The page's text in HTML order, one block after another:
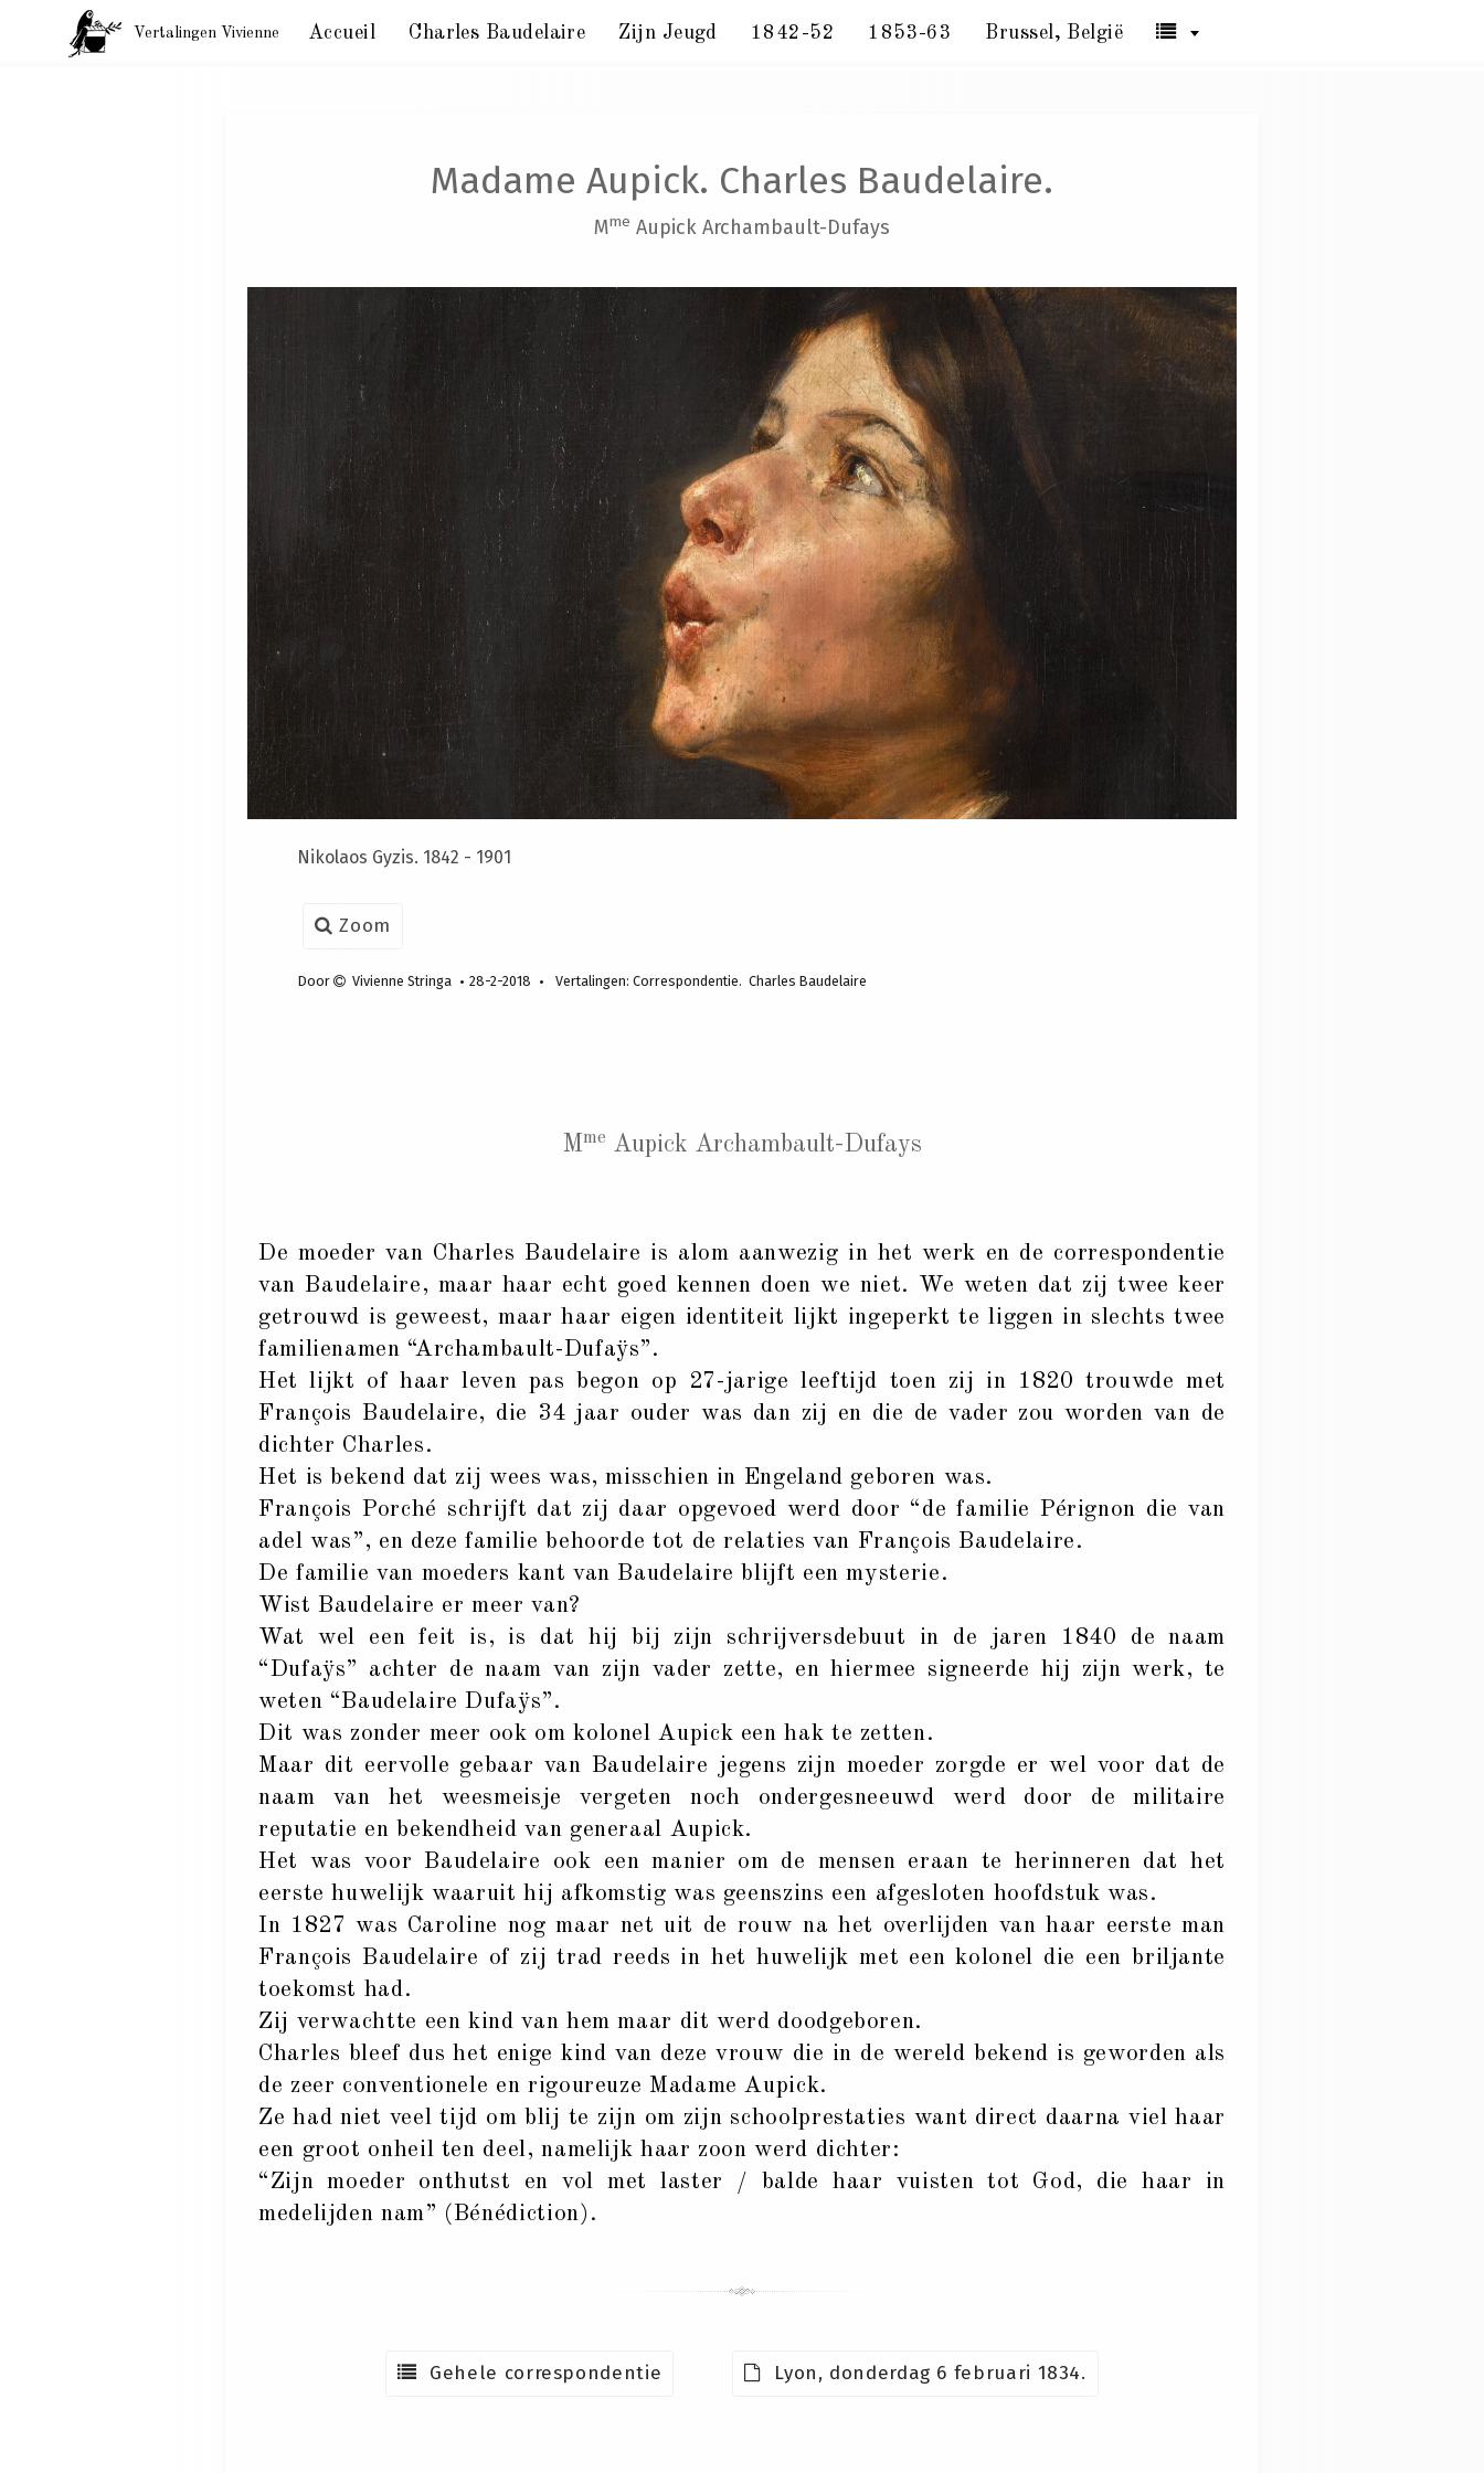
Vertalingen Vivienne Accueil Charles Baudelaire Zijn Jeugd 1842-52 1853-63 Brussel, België
Madame Aupick. Charles Baudelaire.
Mme Aupick Archambault-Dufays
Nikolaos Gyzis. 1842 - 1901
Zoom
Door Vivienne Stringa 28-2-2018 Vertalingen: Correspondentie. Charles Baudelaire
Mme Aupick Archambault-Dufays
De moeder van Charles Baudelaire is alom aanwezig in het werk en de correspondentie
van Baudelaire, maar haar echt goed kennen doen we niet. We weten dat zij twee keer
getrouwd is geweest, maar haar eigen identiteit lijkt ingeperkt te liggen in slechts twee
familienamen “Archambault-Dufaÿs”.
Het lijkt of haar leven pas begon op 27-jarige leeftijd toen zij in 1820 trouwde met
François Baudelaire, die 34 jaar ouder was dan zij en die de vader zou worden van de
dichter Charles.
Het is bekend dat zij wees was, misschien in Engeland geboren was.
François Porché schrijft dat zij daar opgevoed werd door “de familie Pérignon die van
adel was”, en deze familie behoorde tot de relaties van François Baudelaire.
De familie van moeders kant van Baudelaire blijft een mysterie.
Wist Baudelaire er meer van?
Wat wel een feit is, is dat hij bij zijn schrijversdebuut in de jaren 1840 de naam
“Dufaÿs” achter de naam van zijn vader zette, en hiermee signeerde hij zijn werk, te
weten “Baudelaire Dufaÿs”.
Dit was zonder meer ook om kolonel Aupick een hak te zetten.
Maar dit eervolle gebaar van Baudelaire jegens zijn moeder zorgde er wel voor dat de
naam van het weesmeisje vergeten noch ondergesneeuwd werd door de militaire
reputatie en bekendheid van generaal Aupick.
Het was voor Baudelaire ook een manier om de mensen eraan te herinneren dat het
eerste huwelijk waaruit hij afkomstig was geenszins een afgesloten hoofdstuk was.
In 1827 was Caroline nog maar net uit de rouw na het overlijden van haar eerste man
François Baudelaire of zij trad reeds in het huwelijk met een kolonel die een briljante
toekomst had.
Zij verwachtte een kind van hem maar dit werd doodgeboren.
Charles bleef dus het enige kind van deze vrouw die in de wereld bekend is geworden als
de zeer conventionele en rigoureuze Madame Aupick.
Ze had niet veel tijd om blij te zijn om zijn schoolprestaties want direct daarna viel haar
een groot onheil ten deel, namelijk haar zoon werd dichter:
“Zijn moeder onthutst en vol met laster / balde haar vuisten tot God, die haar in
medelijden nam” (Bénédiction).
Gehele correspondentie Lyon, donderdag 6 februari 1834.